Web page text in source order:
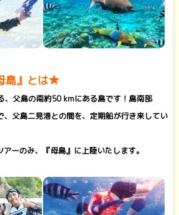
島』とは★
、父島の南約50 kmにある島です！島南部
、父島二見港との間を、定期船が行き来してい
ーのみ、
『母島』に上陸いたします。